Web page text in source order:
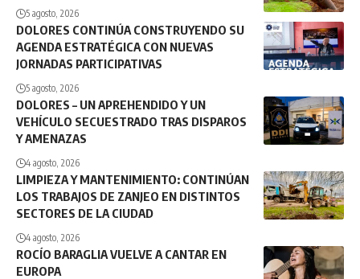
5 agosto, 2026
DOLORES CONTINÚA CONSTRUYENDO SU
AGENDA ESTRATÉGICA CON NUEVAS
JORNADAS PARTICIPATIVAS
5 agosto, 2026
DOLORES – UN APREHENDIDO Y UN
VEHÍCULO SECUESTRADO TRAS DISPAROS
Y AMENAZAS
4 agosto, 2026
LIMPIEZA Y MANTENIMIENTO: CONTINÚAN
LOS TRABAJOS DE ZANJEO EN DISTINTOS
SECTORES DE LA CIUDAD
4 agosto, 2026
ROCÍO BARAGLIA VUELVE A CANTAR EN
EUROPA